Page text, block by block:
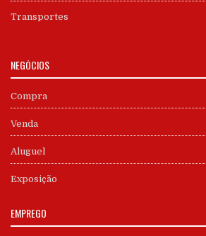
Transportes
NEGÓCIOS
Compra
Venda
Aluguel
Exposição
EMPREGO